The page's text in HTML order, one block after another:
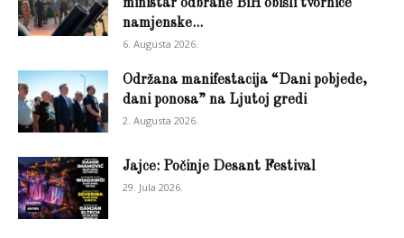
ministar odbrane BiH obišli tvornice
namjenske...
6. Augusta 2026.
Održana manifestacija “Dani pobjede,
dani ponosa” na Ljutoj gredi
2. Augusta 2026.
Jajce: Počinje Desant Festival
29. Jula 2026.